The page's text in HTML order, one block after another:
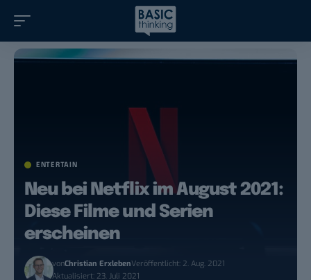
ENTERTAIN
Neu bei Netflix im August 2021:
Diese Filme und Serien
erscheinen
vonChristian ErxlebenVeröffentlicht: 2. Aug. 2021
Aktualisiert: 23. Juli 2021